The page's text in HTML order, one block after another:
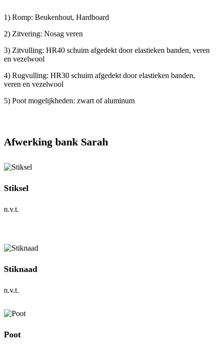
1) Romp: Beukenhout, Hardboard
2) Zitvering: Nosag veren
3) Zitvulling: HR40 schuim afgedekt door elastieken banden, veren
en vezelwool
4) Rugvulling: HR30 schuim afgedekt door elastieken banden,
veren en vezelwool
5) Poot mogelijkheden: zwart of aluminum
Afwerking bank Sarah
Stiksel
n.v.t.
Stiknaad
n.v.t.
Poot